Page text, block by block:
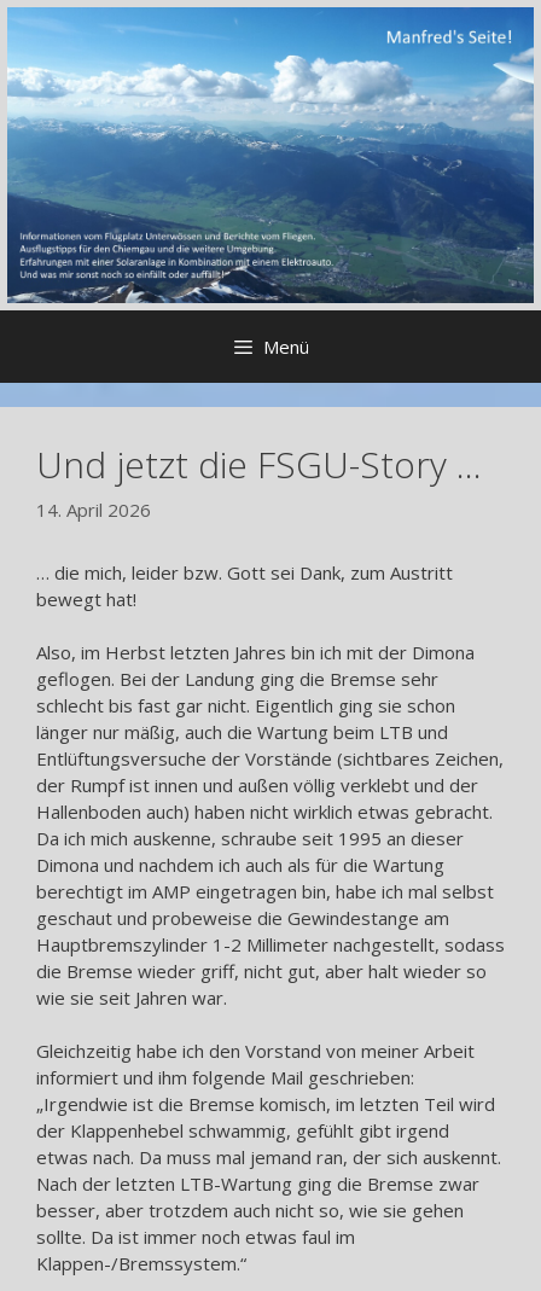
Zum
springen
Menü
Und jetzt die FSGU-Story …
14. April 2026
… die mich, leider bzw. Gott sei Dank, zum Austritt
bewegt hat!
Also, im Herbst letzten Jahres bin ich mit der Dimona
geflogen. Bei der Landung ging die Bremse sehr
schlecht bis fast gar nicht. Eigentlich ging sie schon
länger nur mäßig, auch die Wartung beim LTB und
Entlüftungsversuche der Vorstände (sichtbares Zeichen,
der Rumpf ist innen und außen völlig verklebt und der
Hallenboden auch) haben nicht wirklich etwas gebracht.
Da ich mich auskenne, schraube seit 1995 an dieser
Dimona und nachdem ich auch als für die Wartung
berechtigt im AMP eingetragen bin, habe ich mal selbst
geschaut und probeweise die Gewindestange am
Hauptbremszylinder 1-2 Millimeter nachgestellt, sodass
die Bremse wieder griff, nicht gut, aber halt wieder so
wie sie seit Jahren war.
Gleichzeitig habe ich den Vorstand von meiner Arbeit
informiert und ihm folgende Mail geschrieben:
„Irgendwie ist die Bremse komisch, im letzten Teil wird
der Klappenhebel schwammig, gefühlt gibt irgend
etwas nach. Da muss mal jemand ran, der sich auskennt.
Nach der letzten LTB-Wartung ging die Bremse zwar
besser, aber trotzdem auch nicht so, wie sie gehen
sollte. Da ist immer noch etwas faul im
Klappen-/Bremssystem.“